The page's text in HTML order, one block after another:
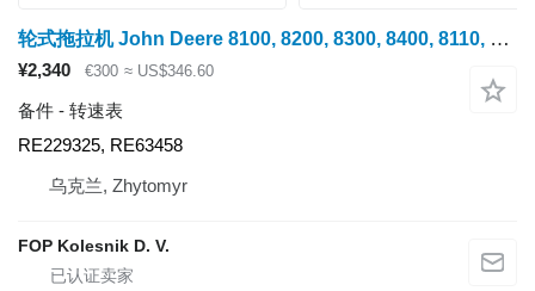
轮式拖拉机 John Deere 8100, 8200, 8300, 8400, 8110, 8210, 8310, 8410, 8120, 8220, 8320, 8420, 8520, 的 转速表 RE229325
¥2,340 €300 ≈ US$346.60
备件 - 转速表
RE229325, RE63458
乌克兰, Zhytomyr
FOP Kolesnik D. V.